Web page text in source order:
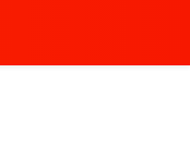
Jasa Raharja